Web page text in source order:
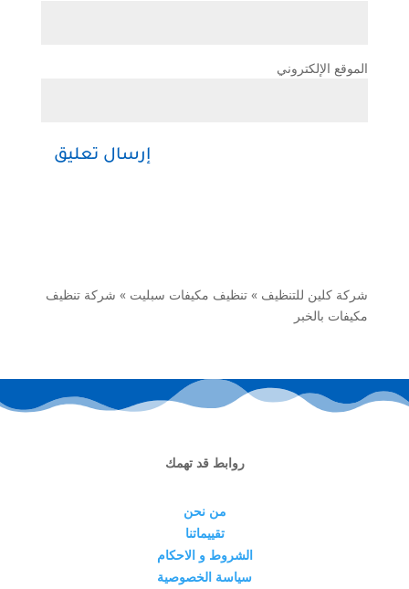
الموقع الإلكتروني
شركة كلين للتنظيف » تنظيف مكيفات سبليت » شركة تنظيف
مكيفات بالخبر
روابط قد تهمك
من نحن
تقييماتنا
الشروط و الاحكام
سياسة الخصوصية